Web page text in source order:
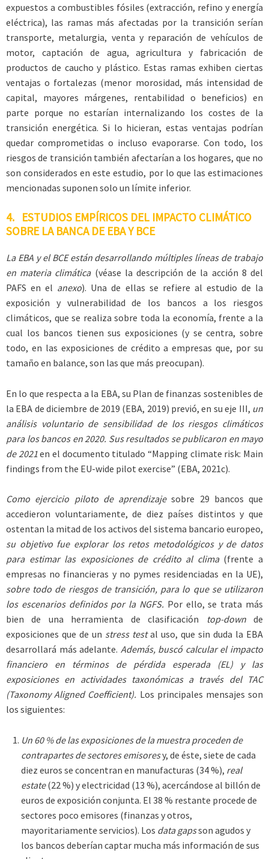
expuestos a combustibles fósiles (extracción, refino y energía
eléctrica), las ramas más afectadas por la transición serían
transporte, metalurgia, venta y reparación de vehículos de
motor, captación de agua, agricultura y fabricación de
productos de caucho y plástico. Estas ramas exhiben ciertas
ventajas o fortalezas (menor morosidad, más intensidad de
capital, mayores márgenes, rentabilidad o beneficios) en
parte porque no estarían internalizando los costes de la
transición energética. Si lo hicieran, estas ventajas podrían
quedar comprometidas o incluso evaporarse. Con todo, los
riesgos de transición también afectarían a los hogares, que no
son considerados en este estudio, por lo que las estimaciones
mencionadas suponen solo un límite inferior.
4. ESTUDIOS EMPÍRICOS DEL IMPACTO CLIMÁTICO
SOBRE LA BANCA DE EBA Y BCE
La EBA y el BCE están desarrollando múltiples líneas de trabajo
en materia climática (véase la descripción de la acción 8 del
PAFS en el anexo). Una de ellas se refiere al estudio de la
exposición y vulnerabilidad de los bancos a los riesgos
climáticos, que se realiza sobre toda la economía, frente a la
cual los bancos tienen sus exposiciones (y se centra, sobre
todo, en las exposiciones de crédito a empresas que, por su
tamaño en balance, son las que más preocupan).
En lo que respecta a la EBA, su Plan de finanzas sostenibles de
la EBA de diciembre de 2019 (EBA, 2019) previó, en su eje III, un
análisis voluntario de sensibilidad de los riesgos climáticos
para los bancos en 2020. Sus resultados se publicaron en mayo
de 2021en el documento titulado “Mapping climate risk: Main
findings from the EU-wide pilot exercise” (EBA, 2021c).
Como ejercicio piloto de aprendizajesobre 29 bancos que
accedieron voluntariamente, de diez países distintos y que
ostentan la mitad de los activos del sistema bancario europeo,
su objetivo fue explorar los retos metodológicos y de datos
para estimar las exposiciones de crédito al clima (frente a
empresas no financieras y no pymes residenciadas en la UE),
sobre todo de riesgos de transición, para lo que se utilizaron
los escenarios definidos por la NGFS. Por ello, se trata más
bien de una herramienta de clasificación
top-downde
exposiciones que de un stress testal uso, que sin duda la EBA
desarrollará más adelante. Además, buscó calcular el impacto
financiero en términos de pérdida esperada (EL) y las
exposiciones en actividades taxonómicas a través del TAC
(Taxonomy Aligned Coefficient). Los principales mensajes son
los siguientes:
Un 60 % de las exposiciones de la muestra proceden de
contrapartes de sectores emisoresy, de éste, siete de cada
diez euros se concentran en manufacturas (34 %), real
estate(22 %) y electricidad (13 %), acercándose al billón de
euros de exposición conjunta. El 38 % restante procede de
sectores poco emisores (finanzas y otros,
mayoritariamente servicios). Los data gapsson agudos y
los bancos deberían captar mucha más información de sus